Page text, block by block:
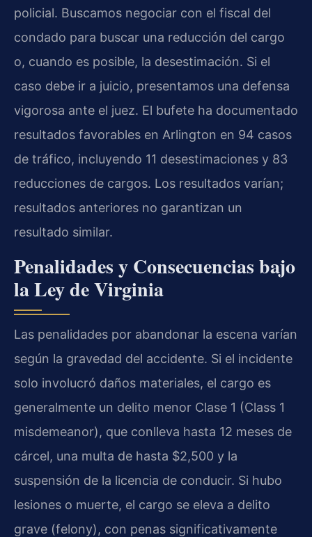
policial. Buscamos negociar con el fiscal del
condado para buscar una reducción del cargo
o, cuando es posible, la desestimación. Si el
caso debe ir a juicio, presentamos una defensa
vigorosa ante el juez. El bufete ha documentado
resultados favorables en Arlington en 94 casos
de tráfico, incluyendo 11 desestimaciones y 83
reducciones de cargos. Los resultados varían;
resultados anteriores no garantizan un
resultado similar.
Penalidades y Consecuencias bajo
la Ley de Virginia
Las penalidades por abandonar la escena varían
según la gravedad del accidente. Si el incidente
solo involucró daños materiales, el cargo es
generalmente un delito menor Clase 1 (Class 1
misdemeanor), que conlleva hasta 12 meses de
cárcel, una multa de hasta $2,500 y la
suspensión de la licencia de conducir. Si hubo
lesiones o muerte, el cargo se eleva a delito
grave (felony), con penas significativamente